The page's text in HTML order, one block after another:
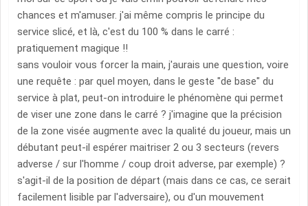
chances et m'amuser. j'ai même compris le principe du
service slicé, et là, c'est du 100 % dans le carré :
pratiquement magique !!
sans vouloir vous forcer la main, j'aurais une question, voire
une requête : par quel moyen, dans le geste "de base" du
service à plat, peut-on introduire le phénomène qui permet
de viser une zone dans le carré ? j'imagine que la précision
de la zone visée augmente avec la qualité du joueur, mais un
débutant peut-il espérer maitriser 2 ou 3 secteurs (revers
adverse / sur l'homme / coup droit adverse, par exemple) ?
s'agit-il de la position de départ (mais dans ce cas, ce serait
facilement lisible par l'adversaire), ou d'un mouvement